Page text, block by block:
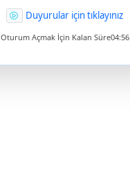
Duyurular için tıklayınız
Oturum Açmak İçin Kalan Süre04:56